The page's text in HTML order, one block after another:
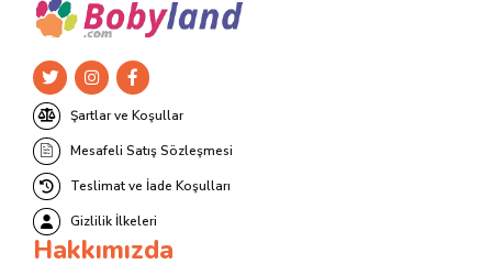
Şartlar ve Koşullar
Mesafeli Satış Sözleşmesi
Teslimat ve İade Koşulları
Gizlilik İlkeleri
Hakkımızda